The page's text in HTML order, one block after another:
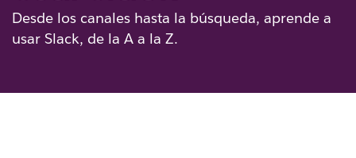
Desde los canales hasta la búsqueda, aprende a
usar Slack, de la A a la Z.